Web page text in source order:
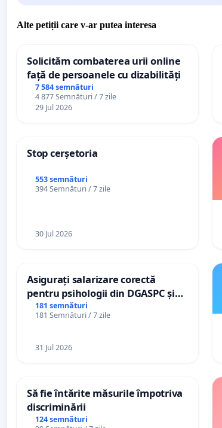
Alte petiții care v-ar putea interesa
Solicităm combaterea urii online
față de persoanele cu dizabilități
7 584 semnături
4 877 Semnături / 7 zile
29 Jul 2026
Stop cerșetoria
553 semnături
394 Semnături / 7 zile
30 Jul 2026
Asigurați salarizare corectă
pentru psihologii din DGASPC și
spitale
181 semnături
181 Semnături / 7 zile
31 Jul 2026
Să fie întărite măsurile împotriva
discriminării
124 semnături